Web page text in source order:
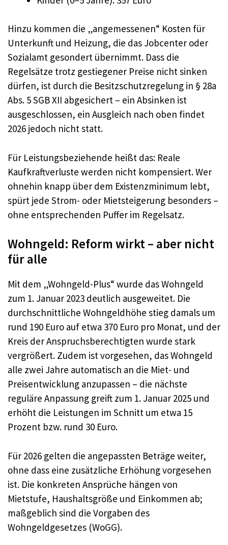
Hinzu kommen die „angemessenen“ Kosten für
Unterkunft und Heizung, die das Jobcenter oder
Sozialamt gesondert übernimmt. Dass die
Regelsätze trotz gestiegener Preise nicht sinken
dürfen, ist durch die Besitzschutzregelung in § 28a
Abs. 5 SGB XII abgesichert – ein Absinken ist
ausgeschlossen, ein Ausgleich nach oben findet
2026 jedoch nicht statt.
Für Leistungsbeziehende heißt das: Reale
Kaufkraftverluste werden nicht kompensiert. Wer
ohnehin knapp über dem Existenzminimum lebt,
spürt jede Strom- oder Mietsteigerung besonders –
ohne entsprechenden Puffer im Regelsatz.
Wohngeld: Reform wirkt – aber nicht
für alle
Mit dem „Wohngeld-Plus“ wurde das Wohngeld
zum 1. Januar 2023 deutlich ausgeweitet. Die
durchschnittliche Wohngeldhöhe stieg damals um
rund 190 Euro auf etwa 370 Euro pro Monat, und der
Kreis der Anspruchsberechtigten wurde stark
vergrößert. Zudem ist vorgesehen, das Wohngeld
alle zwei Jahre automatisch an die Miet- und
Preisentwicklung anzupassen – die nächste
reguläre Anpassung greift zum 1. Januar 2025 und
erhöht die Leistungen im Schnitt um etwa 15
Prozent bzw. rund 30 Euro.
Für 2026 gelten die angepassten Beträge weiter,
ohne dass eine zusätzliche Erhöhung vorgesehen
ist. Die konkreten Ansprüche hängen von
Mietstufe, Haushaltsgröße und Einkommen ab;
maßgeblich sind die Vorgaben des
Wohngeldgesetzes (WoGG).